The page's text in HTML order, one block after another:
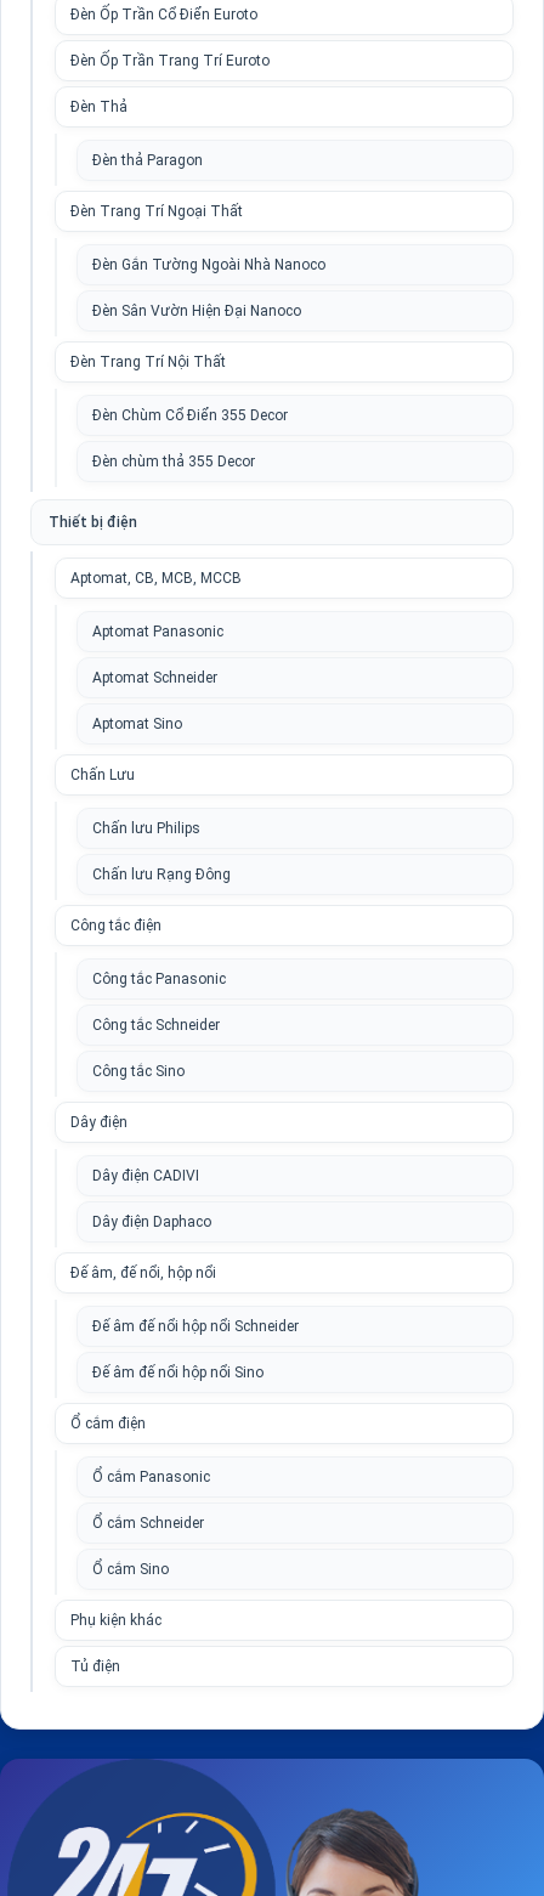
Đèn Ốp Trần Cổ Điển Euroto
Đèn Ốp Trần Trang Trí Euroto
Đèn Thả
Đèn thả Paragon
Đèn Trang Trí Ngoại Thất
Đèn Gắn Tường Ngoài Nhà Nanoco
Đèn Sân Vườn Hiện Đại Nanoco
Đèn Trang Trí Nội Thất
Đèn Chùm Cổ Điển 355 Decor
Đèn chùm thả 355 Decor
Thiết bị điện
Aptomat, CB, MCB, MCCB
Aptomat Panasonic
Aptomat Schneider
Aptomat Sino
Chấn Lưu
Chấn lưu Philips
Chấn lưu Rạng Đông
Công tắc điện
Công tắc Panasonic
Công tắc Schneider
Công tắc Sino
Dây điện
Dây điện CADIVI
Dây điện Daphaco
Đế âm, đế nổi, hộp nổi
Đế âm đế nổi hộp nổi Schneider
Đế âm đế nổi hộp nổi Sino
Ổ cắm điện
Ổ cắm Panasonic
Ổ cắm Schneider
Ổ cắm Sino
Phụ kiện khác
Tủ điện